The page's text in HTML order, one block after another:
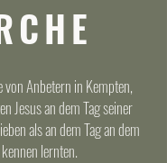
von Anbetern in Kempten,
Jesus an dem Tag seiner
als an dem Tag an dem
lernten.